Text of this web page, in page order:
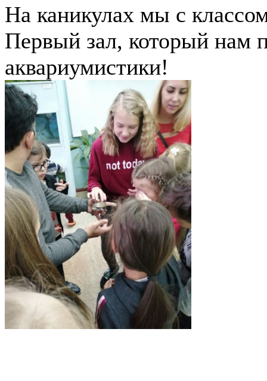
На каникулах мы с
Первый зал, который нам
аквариумистики!